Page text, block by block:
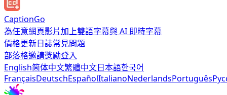
CaptionGo
為任意網頁影片加上雙語字幕與 AI 即時字幕
價格更新日誌常見問題
部落格邀請獎勵登入
English简体中文繁體中文日本語한국어
FrançaisDeutschEspañolItalianoNederlandsPortuguês